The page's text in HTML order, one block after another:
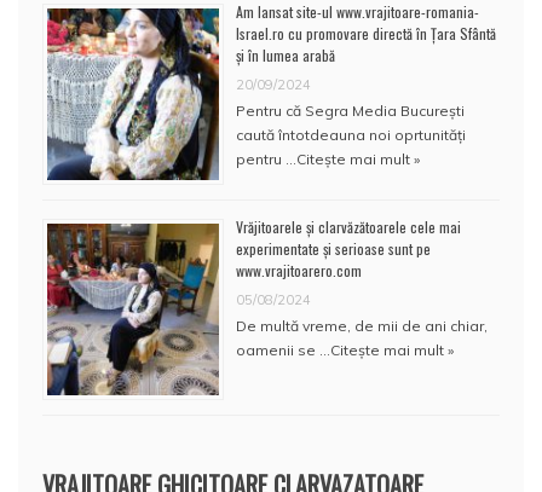
Am lansat site-ul www.vrajitoare-romania-
Israel.ro cu promovare directă în Țara Sfântă
și în lumea arabă
20/09/2024
Pentru că Segra Media București
caută întotdeauna noi oprtunități
pentru …Citește mai mult »
Vrăjitoarele și clarvăzătoarele cele mai
experimentate și serioase sunt pe
www.vrajitoarero.com
05/08/2024
De multă vreme, de mii de ani chiar,
oamenii se …Citește mai mult »